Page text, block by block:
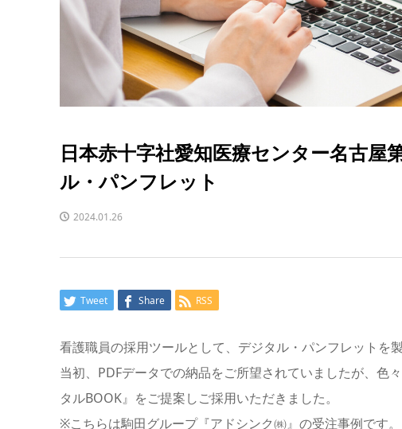
日本赤十字社愛知医療センター名古
ル・パンフレット
2024.01.26
Tweet Share RSS
看護職員の採用ツールとして、デジタル・パンフレットを
当初、PDFデータでの納品をご所望されていましたが、色
タルBOOK』をご提案しご採用いただきました。
※こちらは駒田グループ『アドシンク㈱』の受注事例です。